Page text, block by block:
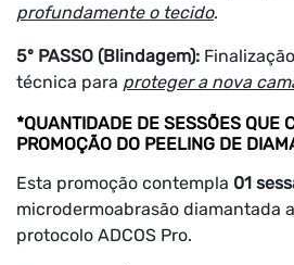
profundamente o tecido.
5º PASSO (Blindagem):
técnica para proteger a nova
*QUANTIDADE DE SESSÕES QUE
PROMOÇÃO DO PEELING DE
Esta promoção contempla 01
microdermoabrasão diamantada
protocolo ADCOS Pro.